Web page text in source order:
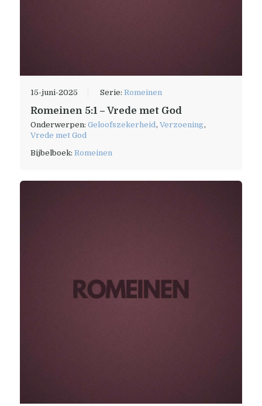
15-juni-2025 Serie: Romeinen
Romeinen 5:1 – Vrede met God
Onderwerpen: Geloofszekerheid, Verzoening,
Vrede met God
Bijbelboek: Romeinen